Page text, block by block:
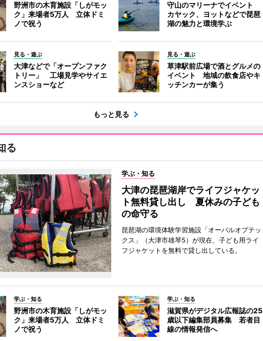
野洲市の木育施設「しがモッ
ク」来場者5万人 立体ドミ
ノで祝う
守山のマリーナでイベント
カヤック、ヨットなどで琵琶
湖の魅力と環境学ぶ
見る・遊ぶ
大津などで「オープンファク
トリー」 工場見学やサイエ
ンスショーなど
見る・遊ぶ
草津駅前広場で酒とグルメの
イベント 地域の飲食店やキ
ッチンカーが集う
もっと見る
る
学ぶ・知る
大津の琵琶湖岸でライフジャケッ
ト無料貸し出し 夏休みの子ども
の命守る
琵琶湖の環境体験学習施設「オーパルオプテッ
クス」（大津市雄琴5）が現在、子ども用ライ
フジャケットを無料で貸し出している。
学ぶ・知る
野洲市の木育施設「しがモッ
ク」来場者5万人 立体ドミ
ノで祝う
学ぶ・知る
滋賀県がデジタル広報誌の25
歳以下編集部員募集 若者目
線の情報発信へ